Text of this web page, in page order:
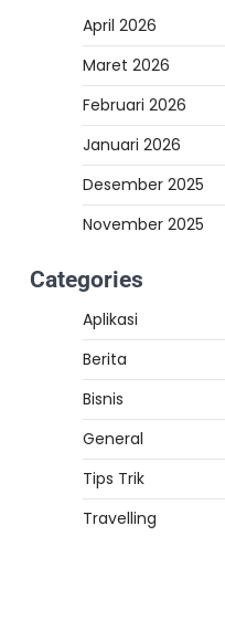
April 2026
Maret 2026
Februari 2026
Januari 2026
Desember 2025
November 2025
Categories
Aplikasi
Berita
Bisnis
General
Tips Trik
Travelling